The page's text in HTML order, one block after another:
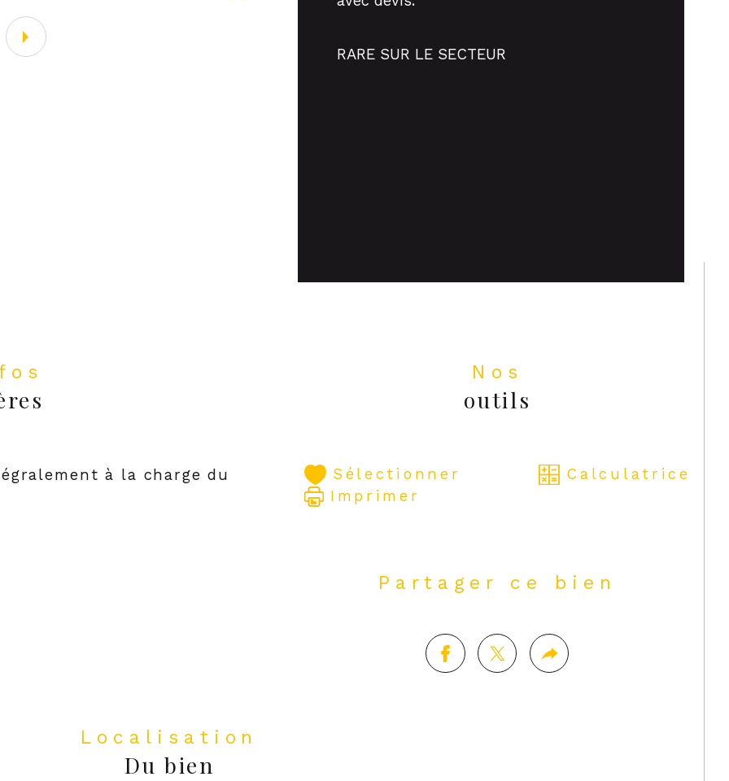
RARE SUR LE SECTEUR
à la charge du
Nos
outils
Sélectionner
Calculatrice
Imprimer
Partager ce bien
Localisation
Du bien